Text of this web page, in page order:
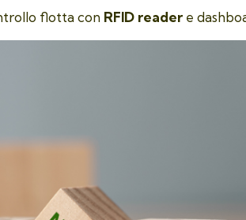
flotta con RFID reader e